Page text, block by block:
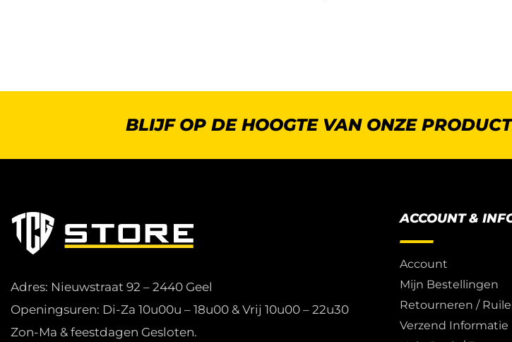
BLIJF OP DE HOOGTE VAN ONZE
Adres: Nieuwstraat 92 – 2440 Geel
Openingsuren: Di-Za 10u00u – 18u00 & Vrij 10u00 – 22u30
Zon-Ma & feestdagen Gesloten.
ACCOUNT &
Account
Mijn Bestellingen
Retourneren /
Verzend Informatie